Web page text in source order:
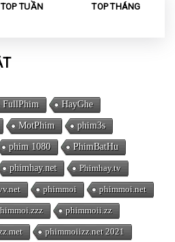
TOP TUẦN TOP THÁNG
FullPhim HayGhe
MotPhim phim3s
phim 1080 PhimBatHu
phimhay.net Phimhay.tv
phimmoi phimmoi.net
phimmoii.zz
phimmoiizz.net 2021